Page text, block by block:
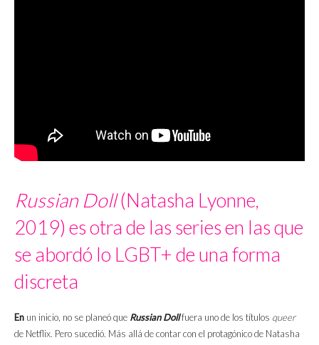
Russian Doll(Natasha Lyonne,
2019) es otra de las series en las que
se abordó lo LGBT+ de una forma
discreta
En un inicio, no se planeó que Russian Dollfuera uno de los títulos queer
de Netflix. Pero sucedió. Más allá de contar con el protagónico de Natasha